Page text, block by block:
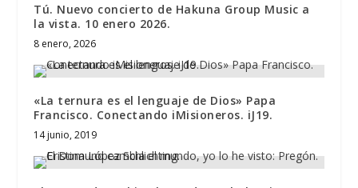
Tú. Nuevo concierto de Hakuna Group Music a
la vista. 10 enero 2026.
8 enero, 2026
«La ternura es el lenguaje de Dios» Papa
Francisco. Conectando iMisioneros. iJ19.
14 junio, 2019